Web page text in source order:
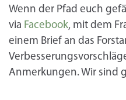
Wenn der Pfad euch
via Facebook, mit dem
einem Brief an das
Anmerkungen. Wir sind